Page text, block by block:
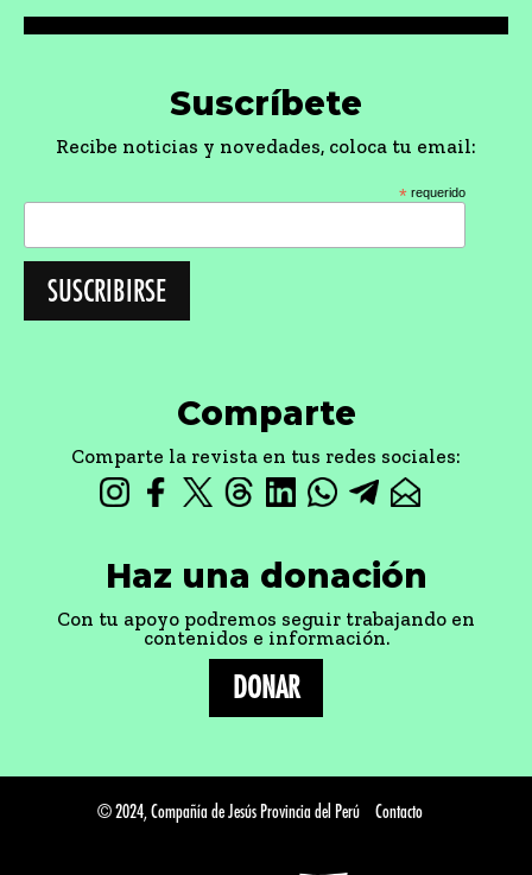
Suscríbete
Recibe noticias y novedades, coloca tu email:
* requerido
Comparte
Comparte la revista en tus redes sociales:
Haz una donación
Con tu apoyo podremos seguir trabajando en
contenidos e información.
DONAR
© 2024, Compañía de Jesús Provincia del Perú Contacto